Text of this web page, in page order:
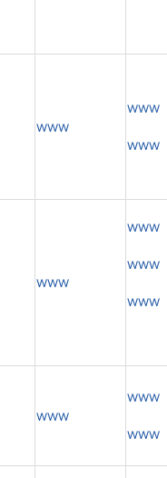
www
www
www
www
www
www
www
www
www
www